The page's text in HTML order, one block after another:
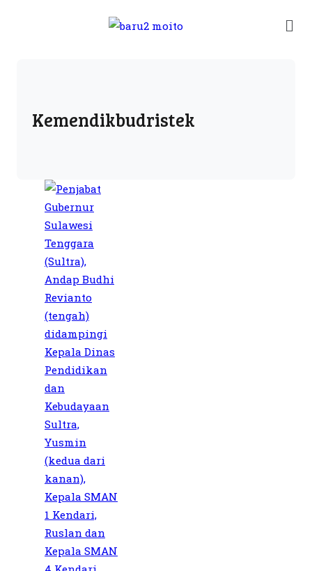
Kemendikbudristek